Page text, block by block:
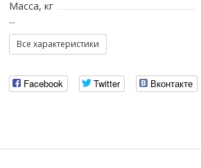
Масса, кг
...
Все характеристики
Facebook Twitter Вконтакте